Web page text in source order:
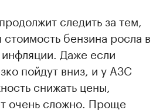
следить за тем,
бензина росла в
Даже если
пойдут вниз, и у АЗС
снижать цены,
очень сложно. Проще